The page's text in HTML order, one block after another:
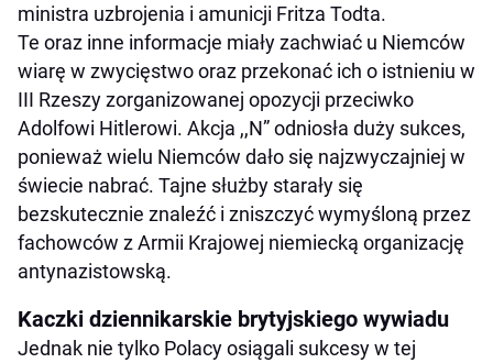
ministra uzbrojenia i amunicji Fritza Todta.
Te oraz inne informacje miały zachwiać u Niemców
wiarę w zwycięstwo oraz przekonać ich o istnieniu w
III Rzeszy zorganizowanej opozycji przeciwko
Adolfowi Hitlerowi. Akcja ,,N” odniosła duży sukces,
ponieważ wielu Niemców dało się najzwyczajniej w
świecie nabrać. Tajne służby starały się
bezskutecznie znaleźć i zniszczyć wymyśloną przez
fachowców z Armii Krajowej niemiecką organizację
antynazistowską.
Kaczki dziennikarskie brytyjskiego wywiadu
Jednak nie tylko Polacy osiągali sukcesy w tej